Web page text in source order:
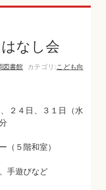
はなし会
図書館 カテゴリ: こども向
２４日、３１日（水
（５階和室）
手遊びなど